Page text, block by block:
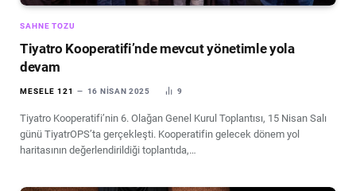
SAHNE TOZU
Tiyatro Kooperatifi’nde mevcut yönetimle yola
devam
MESELE 121 16 NISAN 2025 9
Tiyatro Kooperatifi’nin 6. Olağan Genel Kurul Toplantısı, 15 Nisan Salı
günü TiyatrOPS’ta gerçekleşti. Kooperatifin gelecek dönem yol
haritasının değerlendirildiği toplantıda,…